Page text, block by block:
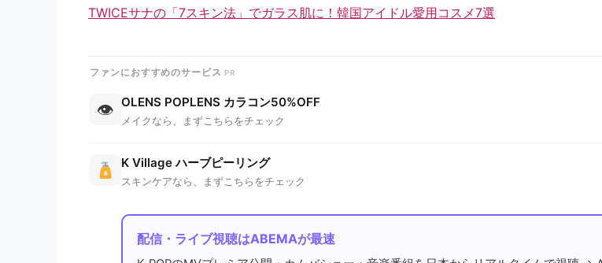
TWICEサナの「7スキン法」でガラス肌に！韓国アイドル愛用コスメ7選
ファンにおすすめのサービス
👁 OLENS POPLENS カラコン50%OFF
メイクなら、まずこちらをチェック
K Village ハーブピーリング
スキンケアなら、まずこちらをチェック
配信・ライブ視聴はABEMAが最速